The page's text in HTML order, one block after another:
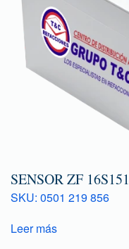
SENSOR ZF 16S151
SKU: 0501 219 856
Leer más